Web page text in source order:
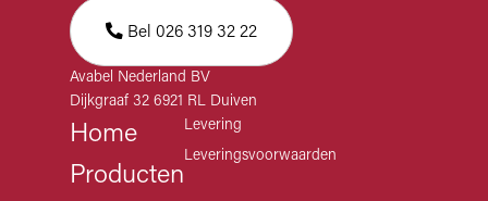
Bel 026 319 32 22
Avabel Nederland BV
Dijkgraaf 32 6921 RL Duiven
Home
Producten
Levering
Leveringsvoorwaarden